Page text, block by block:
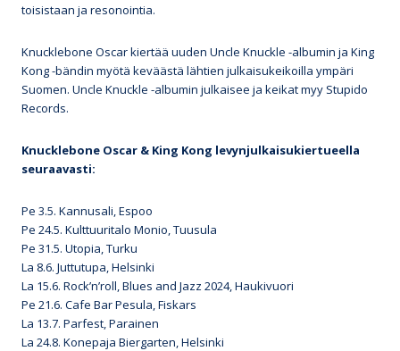
toisistaan ja resonointia.
Knucklebone Oscar kiertää uuden Uncle Knuckle -albumin ja King
Kong -bändin myötä keväästä lähtien julkaisukeikoilla ympäri
Suomen. Uncle Knuckle -albumin julkaisee ja keikat myy Stupido
Records.
Knucklebone Oscar & King Kong levynjulkaisukiertueella
seuraavasti:
Pe 3.5. Kannusali, Espoo
Pe 24.5. Kulttuuritalo Monio, Tuusula
Pe 31.5. Utopia, Turku
La 8.6. Juttutupa, Helsinki
La 15.6. Rock’n’roll, Blues and Jazz 2024, Haukivuori
Pe 21.6. Cafe Bar Pesula, Fiskars
La 13.7. Parfest, Parainen
La 24.8. Konepaja Biergarten, Helsinki